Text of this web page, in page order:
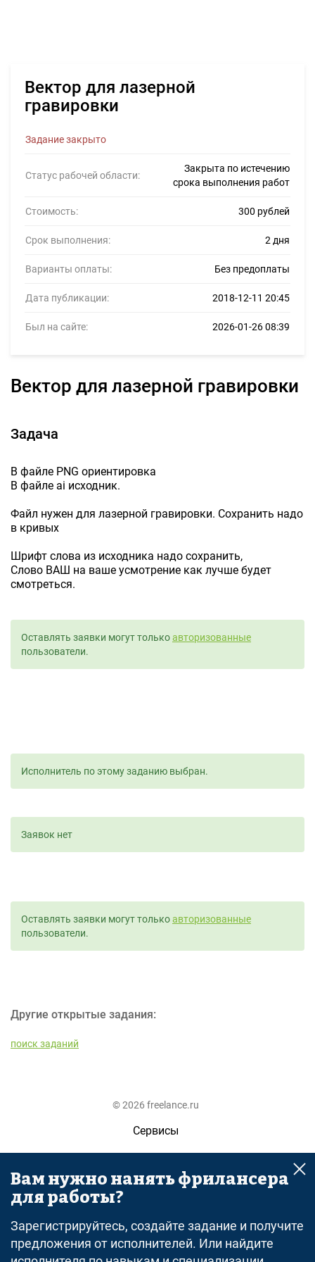
Вектор для лазерной
гравировки
Задание закрыто
Статус рабочей области:
Закрыта по истечению
срока выполнения работ
Стоимость: 300 рублей
Срок выполнения: 2 дня
Варианты оплаты: Без предоплаты
Дата публикации: 2018-12-11 20:45
Был на сайте: 2026-01-26 08:39
Вектор для лазерной гравировки
Задача
В файле PNG ориентировка
В файле ai исходник.
Файл нужен для лазерной гравировки. Сохранить надо
в кривых
Шрифт слова из исходника надо сохранить,
Слово ВАШ на ваше усмотрение как лучше будет
смотреться.
Оставлять заявки могут толькоавторизованные
пользователи.
Исполнитель по этому заданию выбран.
Заявок нет
Оставлять заявки могут толькоавторизованные
пользователи.
Другие открытые задания:
поиск заданий
© 2026 freelance.ru
Сервисы
Помощь
Поиск
Оферта
Вам нужно нанять фрилансера
для работы?
Зарегистрируйтесь, создайте задание и получите
предложения от исполнителей. Или найдите